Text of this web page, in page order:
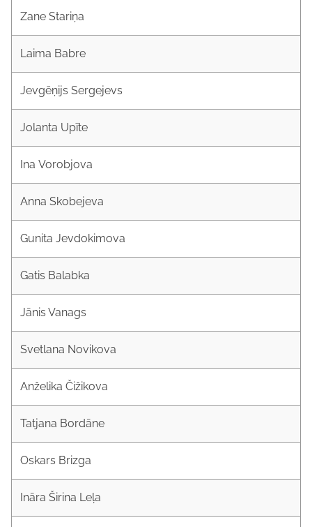
Zane Stariņa
Laima Babre
Jevgēņijs Sergejevs
Jolanta Upīte
Ina Vorobjova
Anna Skobejeva
Gunita Jevdokimova
Gatis Balabka
Jānis Vanags
Svetlana Novikova
Anželika Čižikova
Tatjana Bordāne
Oskars Brizga
Ināra Širina Leļa